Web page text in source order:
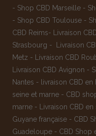
- Shop CBD Marseille -
- Shop CBD Toulouse -
CBD Reims- Livraison
Strasbourg - Livraison
Metz - Livraison CBD
Livraison CBD Avignon -
Nantes - livraison CBD
seine et marne - CBD
marne - Livraison CBD
Guyane française - CBD
Guadeloupe - CBD Shop